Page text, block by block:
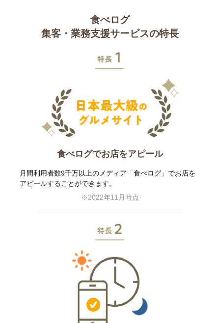
食べログ
集客・業務支援サービスの特長
食べログでお店をアピール
月間利用者数9千万以上のメディア「食べログ」でお店を
アピールすることができます。
※2022年11月時点